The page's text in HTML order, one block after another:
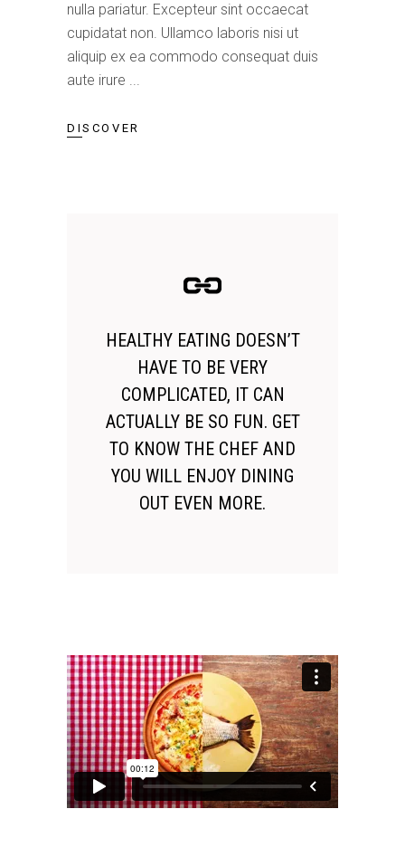
nulla pariatur. Excepteur sint occaecat
cupidatat non. Ullamco laboris nisi ut
aliquip ex ea commodo consequat duis
aute irure
DISCOVER
HEALTHY EATING DOESN’T
HAVE TO BE VERY
COMPLICATED, IT CAN
ACTUALLY BE SO FUN. GET
TO KNOW THE CHEF AND
YOU WILL ENJOY DINING
OUT EVEN MORE.